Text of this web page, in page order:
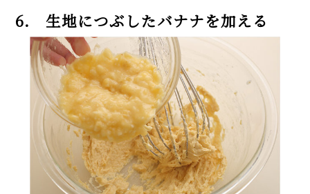
6. 生地につぶしたバナナを加える